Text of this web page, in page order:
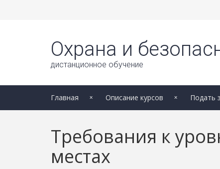
Охрана и
дистанционное обучение
Главная Описание курсов Подать
Требования к
местах